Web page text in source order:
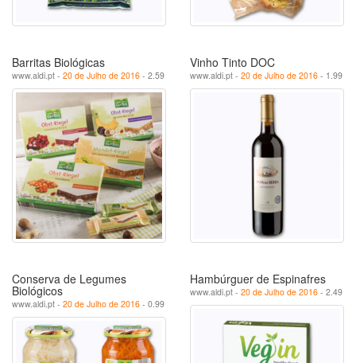
Barritas Biológicas
www.aldi.pt - 20 de Julho de 2016 - 2.59
Vinho Tinto DOC
www.aldi.pt - 20 de Julho de 2016 - 1.99
Conserva de Legumes
Biológicos
www.aldi.pt - 20 de Julho de 2016 - 0.99
Hambúrguer de Espinafres
www.aldi.pt - 20 de Julho de 2016 - 2.49